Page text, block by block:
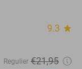
9.3 star
Regulier €21,95